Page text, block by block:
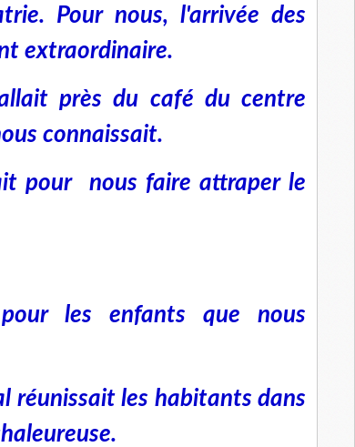
Pour nous, l'arrivée des
extraordinaire.
près du café du centre
connaissait.
pour nous faire attraper le
les enfants que nous
réunissait les habitants dans